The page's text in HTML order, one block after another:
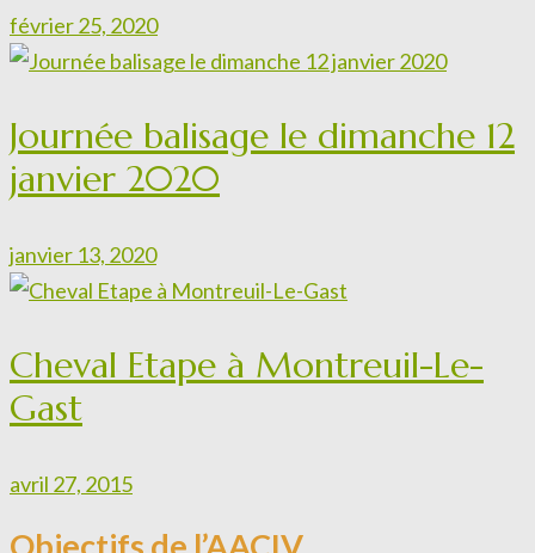
février 25, 2020
Journée balisage le dimanche 12
janvier 2020
janvier 13, 2020
Cheval Etape à Montreuil-Le-
Gast
avril 27, 2015